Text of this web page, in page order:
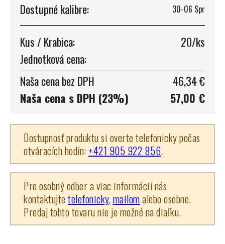
Dostupné kalibre: 30-06 Spr
Kus / Krabica:
20/ks
Jednotková cena:
Naša cena bez DPH
46,34 €
Naša cena s DPH (23%)
57,00 €
Dostupnosť produktu si overte telefonicky počas
otváracích hodín: +421 905 922 856.
Pre osobný odber a viac informácií nás
kontaktujtetelefonicky,mailomalebo osobne.
Predaj tohto tovaru nie je možné na diaľku.